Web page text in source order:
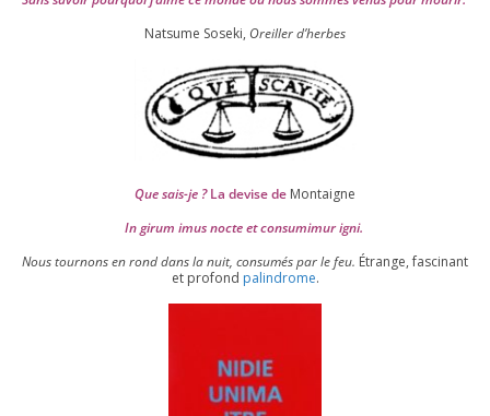
Natsume Soseki, Oreiller d’herbes
Que sais-je ?La devise de Montaigne
In girum imus nocte et consu­mi­mur igni.
Nous tour­nons en rond dans la nuit, consu­més par le feu. Étrange, fas­ci­nant
et pro­fond palin­drome.